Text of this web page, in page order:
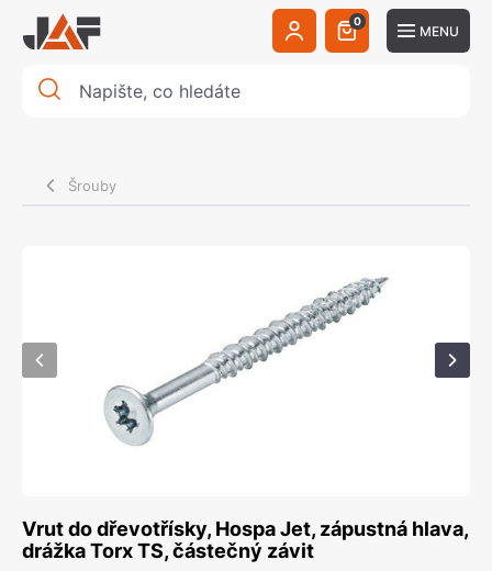
0
MENU
Šrouby
Vrut do dřevotřísky, Hospa Jet, zápustná hlava,
drážka Torx TS, částečný závit